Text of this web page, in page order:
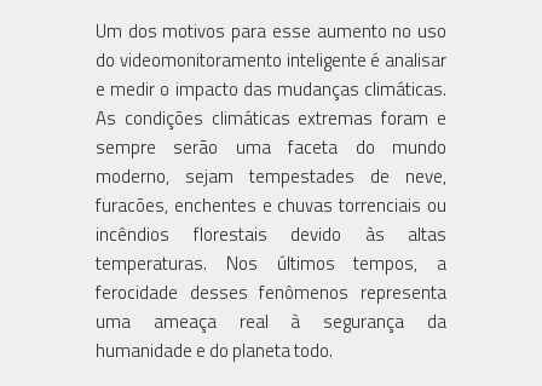
Um dos motivos para esse aumento no uso
do videomonitoramento inteligente é analisar
e medir o impacto das mudanças climáticas.
As condições climáticas extremas foram e
sempre serão uma faceta do mundo
moderno, sejam tempestades de neve,
furacões, enchentes e chuvas torrenciais ou
incêndios florestais devido às altas
temperaturas. Nos últimos tempos, a
ferocidade desses fenômenos representa
uma ameaça real à segurança da
humanidade e do planeta todo.